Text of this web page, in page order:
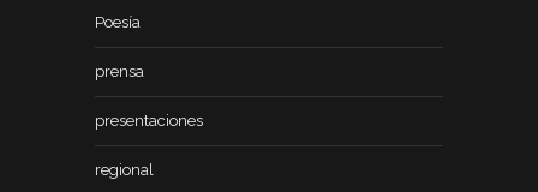
Poesía
prensa
presentaciones
regional